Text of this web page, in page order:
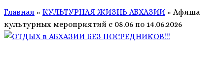
Главная » КУЛЬТУРНАЯ ЖИЗНЬ АБХАЗИИ » Афиша
культурных мероприятий с 08.06 по 14.06.2026